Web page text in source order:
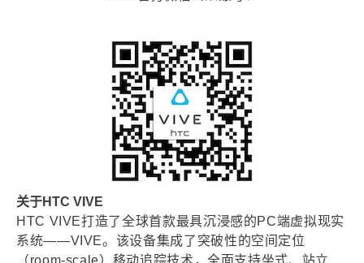
关于HTC VIVE
HTC VIVE打造了全球首款最具沉浸感的PC端虚拟现实
系统——VIVE。该设备集成了突破性的空间定位
（room-scale）移动追踪技术，全面支持坐式、站立